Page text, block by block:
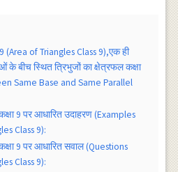
(Area of Triangles Class 9),एक ही
के बीच स्थित त्रिभुजों का क्षेत्रफल कक्षा
Same Base and Same Parallel
9 पर आधारित उदाहरण (Examples
Class 9):
9 पर आधारित सवाल (Questions
Class 9):